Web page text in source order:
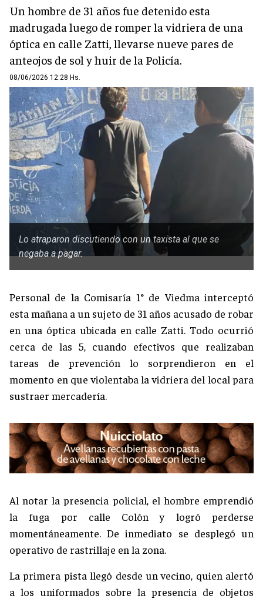
Un hombre de 31 años fue detenido esta
madrugada luego de romper la vidriera de una
óptica en calle Zatti, llevarse nueve pares de
anteojos de sol y huir de la Policía.
08/06/2026 12:28 Hs.
Lo atraparon discutiendo con un taxista al que se
negaba a pagar.
Personal de la Comisaría 1° de Viedma interceptó
esta mañana a un sujeto de 31 años acusado de robar
en una óptica ubicada en calle Zatti. Todo ocurrió
cerca de las 5, cuando efectivos que realizaban
tareas de prevención lo sorprendieron en el
momento en que violentaba la vidriera del local para
sustraer mercadería.
Al notar la presencia policial, el hombre emprendió
la fuga por calle Colón y logró perderse
momentáneamente. De inmediato se desplegó un
operativo de rastrillaje en la zona.
La primera pista llegó desde un vecino, quien alertó
a los uniformados sobre la presencia de objetos